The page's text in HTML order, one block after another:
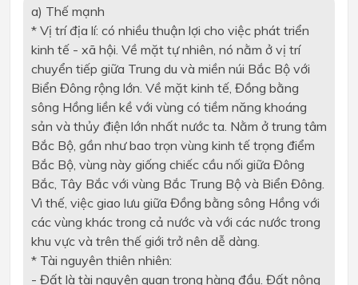
a) Thế mạnh
* Vị trí địa lí: có nhiều thuận lợi cho việc phát triển
kinh tế - xã hội. Về mặt tự nhiên, nó nằm ở vị trí
chuyển tiếp giữa Trung du và miền núi Bắc Bộ với
Biển Đông rộng lớn. Về mặt kinh tế, Đồng bằng
sông Hồng liền kề với vùng có tiềm năng khoáng
sản và thủy điện lớn nhất nước ta. Nằm ởtrung tâm
Bắc Bộ, gần như bao trọn vùng kinh tế trọng điểm
Bắc Bộ, vùng này giống chiếc cầu nối giữa Đông
Bắc, Tây Bắc với vùng Bắc Trung Bộ và Biển Đông.
Vì thế, việc giao lưu giữa Đồng bằng sông Hồng với
các vùng khác trong cả nước và với các nước trong
khu vực và trên thế giới trởnên dễ dàng.
*Tài nguyên thiên nhiên:
- Đất là tài nguyên quan trọng hàng đầu. Đất nông